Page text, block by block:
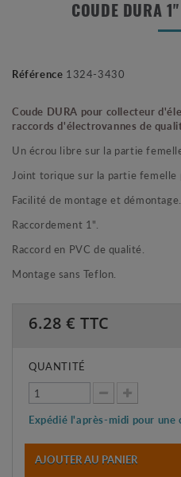
COUDE DURA
Référence 1324-3430
Coude DURA pour collecteur
raccords d'électrovannes de
Un écrou libre sur la partie
Joint torique sur la partie femelle
Facilité de montage et démontage.
Raccordement 1".
Raccord en PVC de qualité.
Montage sans Teflon.
6.28 € TTC
QUANTITÉ
Expédié l'après-midi pour une
AJOUTER AU PANIER